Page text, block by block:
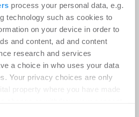
process your personal data, e.g.
technology such as cookies to
on your device in order to
and content, ad and content
research and services
a choice in who uses your data
Your privacy choices are only
property where you have made
Iris Schöberl zum
der
es fehlen aber zentrale